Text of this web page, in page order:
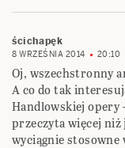
ścichapęk
8 WRZEŚNIA 2014 20:10
Oj, wszechstronny
A co do tak
Handlowskiej opery
przeczyta więcej niż
wyciągnie